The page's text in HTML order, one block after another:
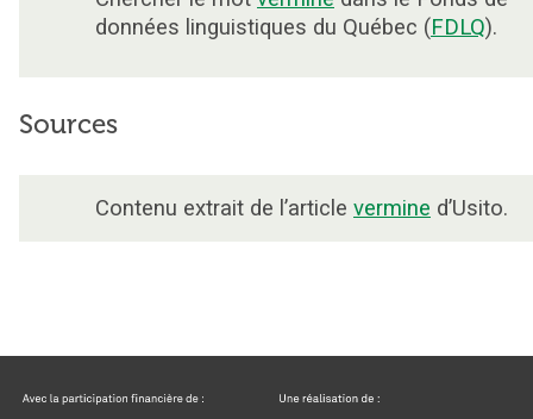
données linguistiques du Québec (FDLQ).
Sources
Contenu extrait de l’article vermine d’Usito.